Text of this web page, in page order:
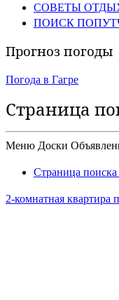
СОВЕТЫ
ПОИСК
Прогноз погоды
Погода в Гагре
Страница
Меню Доски
Страница
2-комнатная квартира